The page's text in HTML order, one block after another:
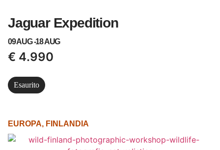
Jaguar Expedition
09 AUG -18 AUG
€ 4.990
Esaurito
EUROPA, FINLANDIA